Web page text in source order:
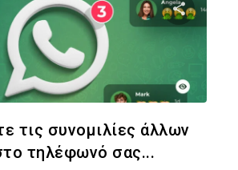
τις συνομιλίες άλλων
τηλέφωνό σας...